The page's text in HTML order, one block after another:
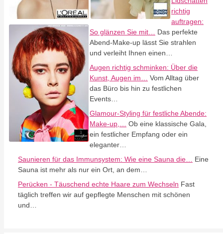
richtig
auftragen:
So glänzen Sie mit…
Das perfekte
Abend-Make-up lässt Sie strahlen
und verleiht Ihnen einen…
Augen richtig schminken: Über die
Kunst, Augen im…
Vom Alltag über
das Büro bis hin zu festlichen
Events…
Glamour-Styling für festliche Abende:
Make-up,…
Ob eine klassische Gala,
ein festlicher Empfang oder ein
eleganter…
Saunieren für das Immunsystem: Wie eine Sauna die…
Eine
Sauna ist mehr als nur ein Ort, an dem…
Perücken - Täuschend echte Haare zum Wechseln Fast
täglich treffen wir auf gepflegte Menschen mit schönen
und…